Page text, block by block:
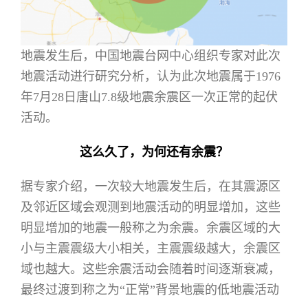
地震发生后，中国地震台网中心组织专家对此次
地震活动进行研究分析，认为此次地震属于1976
年7月28日唐山7.8级地震余震区一次正常的起伏
活动。
这么久了，为何还有余震？
据专家介绍，一次较大地震发生后，在其震源区
及邻近区域会观测到地震活动的明显增加，这些
明显增加的地震一般称之为余震。余震区域的大
小与主震震级大小相关，主震震级越大，余震区
域也越大。这些余震活动会随着时间逐渐衰减，
最终过渡到称之为“正常”背景地震的低地震活动